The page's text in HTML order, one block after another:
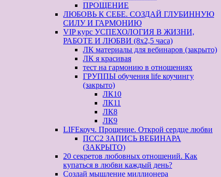
ПРОЩЕНИЕ
ЛЮБОВЬ К СЕБЕ. СОЗДАЙ ГЛУБИННУЮ
СИЛУ И ГАРМОНИЮ
VIP курс УСПЕХОЛОГИЯ В ЖИЗНИ,
РАБОТЕ И ЛЮБВИ (8х2,5 часа)
ЛК материалы для вебинаров (закрыто)
ЛК я красивая
тест на гармонию в отношениях
ГРУППЫ обучения life коучингу
(закрыто)
ЛК10
ЛК11
ЛК8
ЛК9
LIFEкоуч. Прощение. Открой сердце любви
ПСС2 ЗАПИСЬ ВЕБИНАРА
(ЗАКРЫТО)
20 секретов любовных отношений. Как
купаться в любви каждый день?
Создай мышление миллионера